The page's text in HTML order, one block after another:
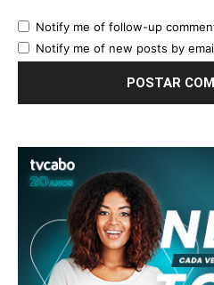
Notify me of follow-up
Notify me of new posts by